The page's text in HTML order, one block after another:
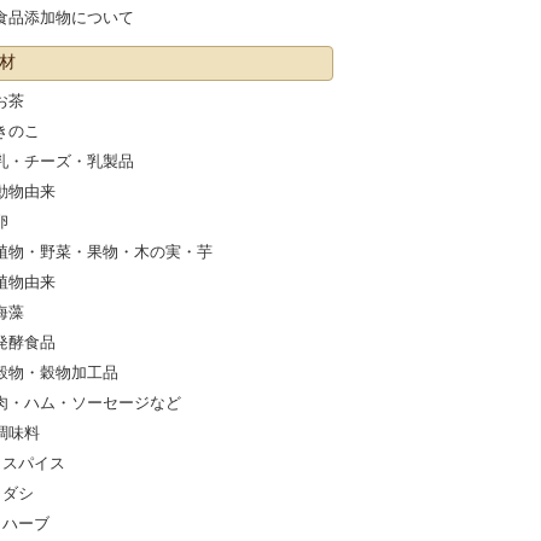
品添加物について
茶
のこ
・チーズ・乳製品
物由来
物・野菜・果物・木の実・芋
物由来
藻
酵食品
物・穀物加工品
・ハム・ソーセージなど
味料
スパイス
ダシ
ハーブ